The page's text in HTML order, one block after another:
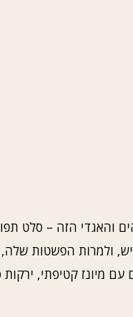
והאגדי הזה – סלט
ולמרות הפשטות
מיונז קטיפתי, ירקות